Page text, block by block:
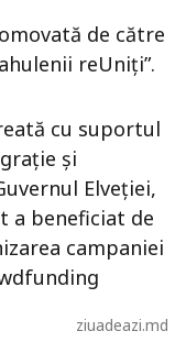
de către
reUniți”.
cu suportul
și
Elveției,
a beneficiat de
campaniei
ziuadeazi.md